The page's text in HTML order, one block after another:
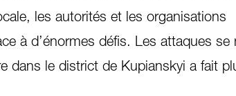
les autorités et les organisations
à d’énormes défis. Les attaques se
dans le district de Kupianskyi a fait